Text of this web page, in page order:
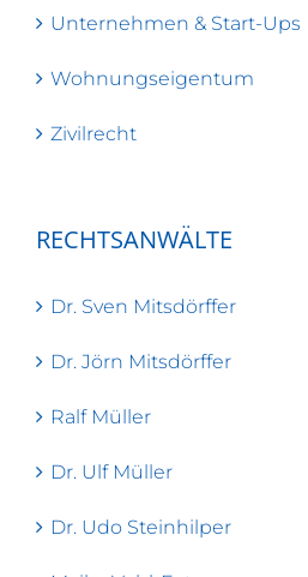
Unternehmen & Start-Ups
Wohnungseigentum
Zivilrecht
RECHTSANWÄLTE
Dr. Sven Mitsdörffer
Dr. Jörn Mitsdörffer
Ralf Müller
Dr. Ulf Müller
Dr. Udo Steinhilper